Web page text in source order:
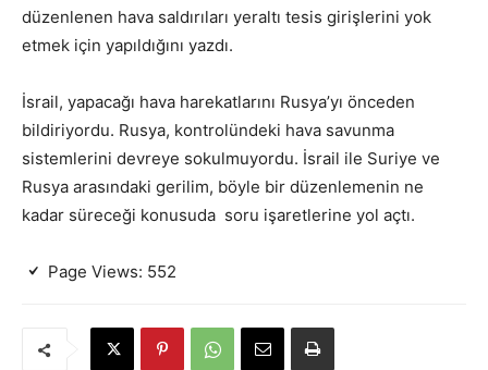
düzenlenen hava saldırıları yeraltı tesis girişlerini yok
etmek için yapıldığını yazdı.
İsrail, yapacağı hava harekatlarını Rusya’yı önceden
bildiriyordu. Rusya, kontrolündeki hava savunma
sistemlerini devreye sokulmuyordu. İsrail ile Suriye ve
Rusya arasındaki gerilim, böyle bir düzenlemenin ne
kadar süreceği konusuda soru işaretlerine yol açtı.
Page Views: 552